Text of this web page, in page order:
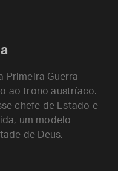
Primeira Guerra
ao trono austríaco.
chefe de Estado e
um modelo
de Deus.